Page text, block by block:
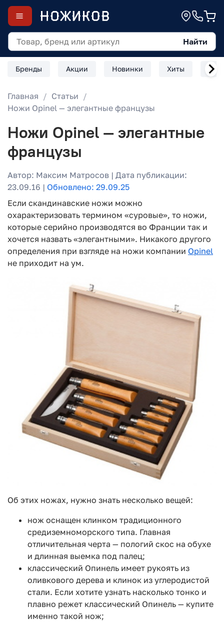
Найти
Бренды Акции Новинки Хиты
Главная
Статьи
Ножи Opinel — элегантные французы
Ножи Opinel — элегантные
французы
Автор: Максим Матросов | Дата публикации:
23.09.16 | Обновлено: 29.09.25
Если скандинавские ножи можно
охарактеризовать термином «суровые», то ножи,
которые серийно производятся во Франции так и
хочется назвать «элегантными». Никакого другого
определения при взгляде на ножи компании Opinel
не приходит на ум.
Об этих ножах, нужно знать несколько вещей:
нож оснащен клинком традиционного
средиземноморского типа. Главная
отличительная черта — пологий скос на обухе
и длинная выемка под палец;
классический Опинель имеет рукоять из
оливкового дерева и клинок из углеродистой
стали. Если хотите узнать насколько тонко и
плавно режет классический Опинель — купите
именно такой нож;